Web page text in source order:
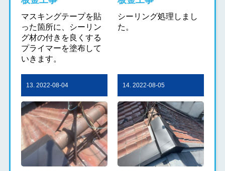
マスキングテープを貼
った箇所に、シーリン
グ材の付きを良くする
プライマーを塗布して
いきます。
シーリング処理しまし
た。
13. 2022-08-04 14. 2022-08-05